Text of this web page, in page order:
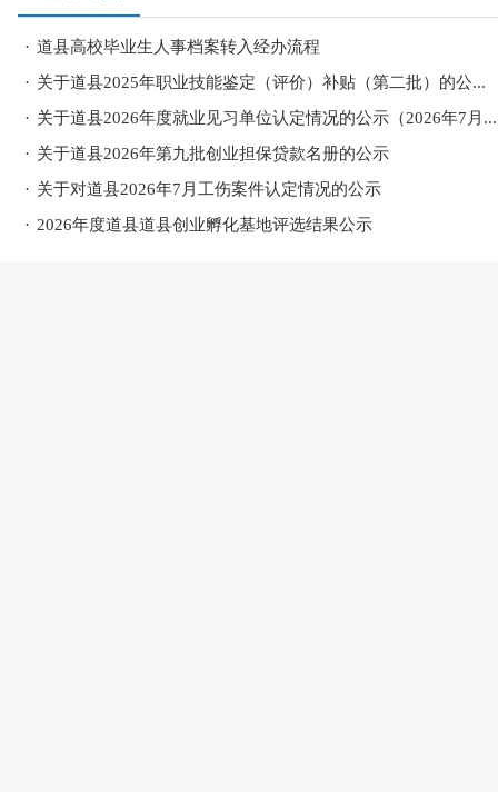
· 道县高校毕业生人事档案转入经办流程
· 关于道县2025年职业技能鉴定（评价）补贴（第二批）的公...
· 关于道县2026年度就业见习单位认定情况的公示（2026年7月...
· 关于道县2026年第九批创业担保贷款名册的公示
· 关于对道县2026年7月工伤案件认定情况的公示
· 2026年度道县道县创业孵化基地评选结果公示